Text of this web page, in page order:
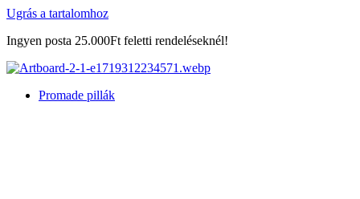
Ugrás a tartalomhoz
Ingyen posta 25.000Ft feletti rendeléseknél!
Promade pillák